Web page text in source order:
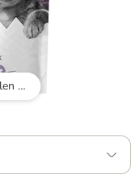
Das Futter wird von vielen Hunden gerne angenommen, sei es als Hauptmahlzeit oder als Leckerli beim Training.